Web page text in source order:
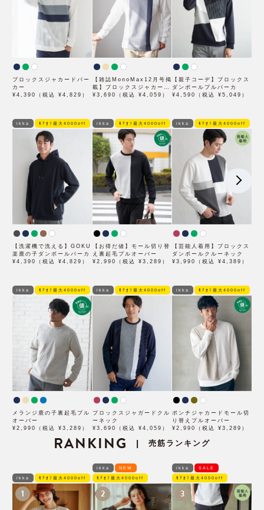
ブロックスジャカードパー
カー
¥4,390（税込 ¥4,829）
【雑誌MonoMax12月号掲
載】ブロックスジャカード
クルーネック
¥3,690（税込 ¥4,059）
【親子コーデ】ブロックス
ダンボールプルパーカ
¥4,590（税込 ¥5,049）
ikka ﾓｱｵﾌ最大4000off
【洗濯機で洗える】GOKU
楽鹿の子ダンボールパーカ
¥4,390（税込 ¥4,829）
ikka ﾓｱｵﾌ最大4000off
【お得だ値】モール切り替
え裏起毛プルオーバー
¥2,990（税込 ¥3,289）
ikka ﾓｱｵﾌ最大4000off
【芸能人着用】ブロックス
ダンボールクルーネック
¥3,990（税込 ¥4,389）
ikka ﾓｱｵﾌ最大4000off
メランジ鹿の子裏起毛プル
オーバー
¥2,990（税込 ¥3,289）
ikka ﾓｱｵﾌ最大4000off
ブロックスジャガードクル
ーネック
¥3,690（税込 ¥4,059）
ikka ﾓｱｵﾌ最大4000off
ポンチジャカードモール切
り替えプルオーバー
¥2,990（税込 ¥3,289）
RANKING | 売筋ランキング
ikka ﾓｱｵﾌ最大4000off
1
ikka NEW
ﾓｱｵﾌ最大4000off
2
ikka SALE
ﾓｱｵﾌ最大4000off
3